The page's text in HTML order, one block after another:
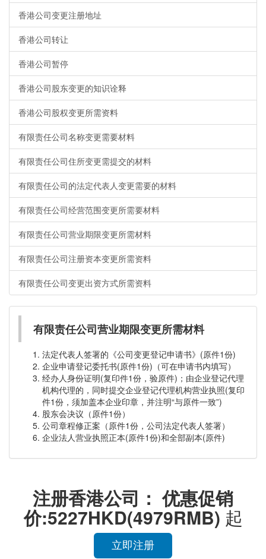
香港公司变更注册地址
香港公司转让
香港公司暂停
香港公司股东变更的知识诠释
香港公司股权变更所需资料
有限责任公司名称变更需要材料
有限责任公司住所变更需提交的材料
有限责任公司的法定代表人变更需要的材料
有限责任公司经营范围变更所需要材料
有限责任公司营业期限变更所需材料
有限责任公司注册资本变更所需资料
有限责任公司变更出资方式所需资料
有限责任公司营业期限变更所需材料
法定代表人签署的《公司变更登记申请书》(原件1份)
企业申请登记委托书(原件1份)（可在申请书内填写）
经办人身份证明(复印件1份，验原件)；由企业登记代理
机构代理的，同时提交企业登记代理机构营业执照(复印
件1份，须加盖本企业印章，并注明“与原件一致”)
股东会决议（原件1份）
公司章程修正案（原件1份，公司法定代表人签署）
企业法人营业执照正本(原件1份)和全部副本(原件)
注册香港公司： 优惠促销
价:5227HKD(4979RMB) 起
立即注册